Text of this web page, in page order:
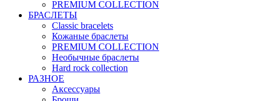
PREMIUM COLLECTION
БРАСЛЕТЫ
Classic bracelets
Кожаные браслеты
PREMIUM COLLECTION
Необычные браслеты
Hard rock collection
РАЗНОЕ
Аксессуары